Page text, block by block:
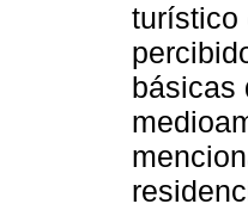
turístico
básicas